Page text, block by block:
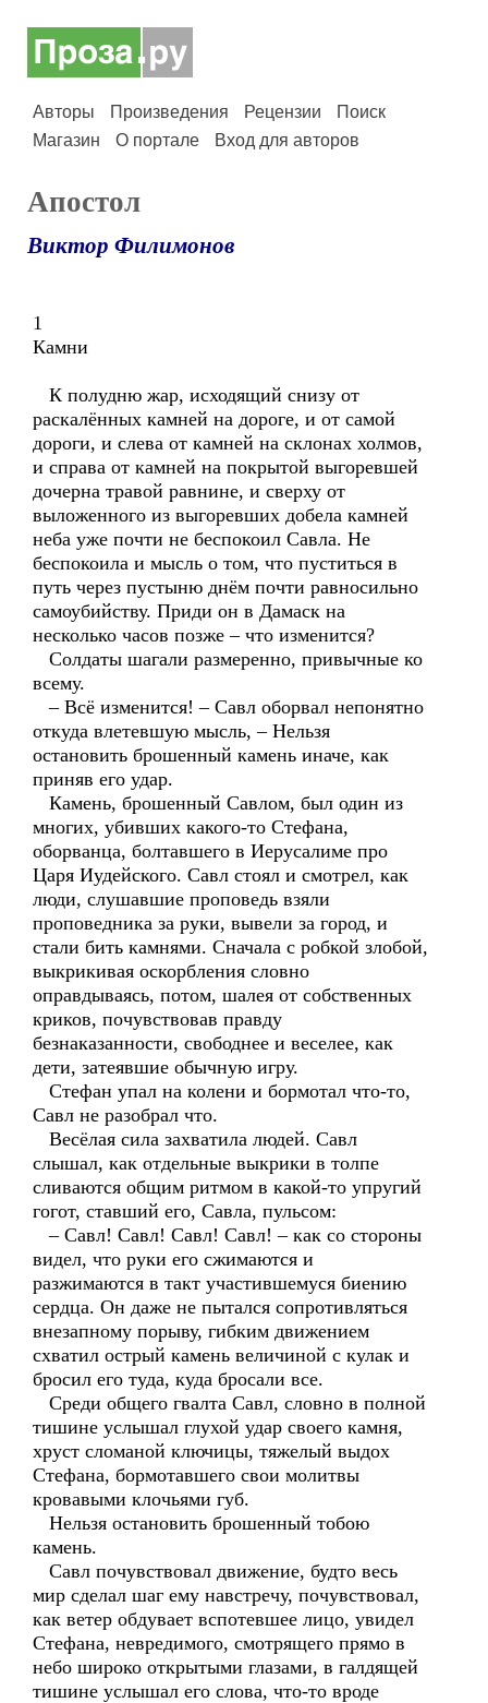
Авторы Произведения Рецензии
Поиск
Магазин
О портале Вход для авторов
Апостол
Виктор Филимонов
1
Камни
К полудню жар, исходящий снизу от
раскалённых камней на дороге, и от самой
дороги, и слева от камней на склонах холмов,
и справа от камней на покрытой выгоревшей
дочерна травой равнине, и сверху от
выложенного из выгоревших добела камней
неба уже почти не беспокоил Савла. Не
беспокоила и мысль о том, что пуститься в
путь через пустыню днём почти равносильно
самоубийству. Приди он в Дамаск на
несколько часов позже – что изменится?
Солдаты шагали размеренно, привычные ко
всему.
– Всё изменится! – Савл оборвал непонятно
откуда влетевшую мысль, – Нельзя
остановить брошенный камень иначе, как
приняв его удар.
Камень, брошенный Савлом, был один из
многих, убивших какого-то Стефана,
оборванца, болтавшего в Иерусалиме про
Царя Иудейского. Савл стоял и смотрел, как
люди, слушавшие проповедь взяли
проповедника за руки, вывели за город, и
стали бить камнями. Сначала с робкой злобой,
выкрикивая оскорбления словно
оправдываясь, потом, шалея от собственных
криков, почувствовав правду
безнаказанности, свободнее и веселее, как
дети, затеявшие обычную игру.
Стефан упал на колени и бормотал что-то,
Савл не разобрал что.
Весёлая сила захватила людей. Савл
слышал, как отдельные выкрики в толпе
сливаются общим ритмом в какой-то упругий
гогот, ставший его, Савла, пульсом:
– Савл! Савл! Савл! Савл! – как со стороны
видел, что руки его сжимаются и
разжимаются в такт участившемуся биению
сердца. Он даже не пытался сопротивляться
внезапному порыву, гибким движением
схватил острый камень величиной с кулак и
бросил его туда, куда бросали все.
Среди общего гвалта Савл, словно в полной
тишине услышал глухой удар своего камня,
хруст сломаной ключицы, тяжелый выдох
Стефана, бормотавшего свои молитвы
кровавыми клочьями губ.
Нельзя остановить брошенный тобою
камень.
Савл почувствовал движение, будто весь
мир сделал шаг ему навстречу, почувствовал,
как ветер обдувает вспотевшее лицо, увидел
Стефана, невредимого, смотрящего прямо в
небо широко открытыми глазами, в галдящей
тишине услышал его слова, что-то вроде